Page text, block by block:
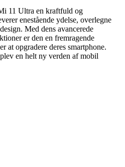
11 Ultra en kraftfuld og
enestående ydelse, overlegne
Med dens avancerede
er den en fremragende
at opgradere deres smartphone.
en helt ny verden af mobil